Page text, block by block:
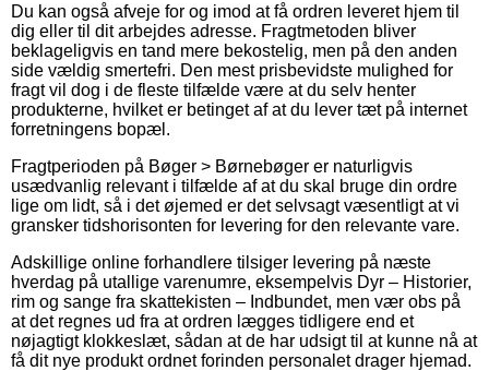
Du kan også afveje for og imod at få ordren leveret hjem til
dig eller til dit arbejdes adresse. Fragtmetoden bliver
beklageligvis en tand mere bekostelig, men på den anden
side vældig smertefri. Den mest prisbevidste mulighed for
fragt vil dog i de fleste tilfælde være at du selv henter
produkterne, hvilket er betinget af at du lever tæt på internet
forretningens bopæl.
Fragtperioden på Bøger > Børnebøger er naturligvis
usædvanlig relevant i tilfælde af at du skal bruge din ordre
lige om lidt, så i det øjemed er det selvsagt væsentligt at vi
gransker tidshorisonten for levering for den relevante vare.
Adskillige online forhandlere tilsiger levering på næste
hverdag på utallige varenumre, eksempelvis Dyr – Historier,
rim og sange fra skattekisten – Indbundet, men vær obs på
at det regnes ud fra at ordren lægges tidligere end et
nøjagtigt klokkeslæt, sådan at de har udsigt til at kunne nå at
få dit nye produkt ordnet forinden personalet drager hjemad.